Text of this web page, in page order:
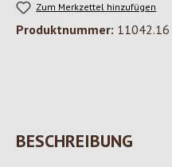
Zum Merkzettel hinzufügen
Produktnummer: 11042.16
BESCHREIBUNG